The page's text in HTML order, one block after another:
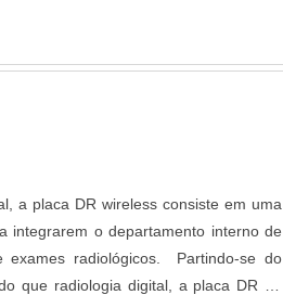
Tratamento de r....
a placa DR wireless consiste em uma
integrarem o departamento interno de
exames radiológicos. Partindo-se do
que radiologia digital, a placa DR do